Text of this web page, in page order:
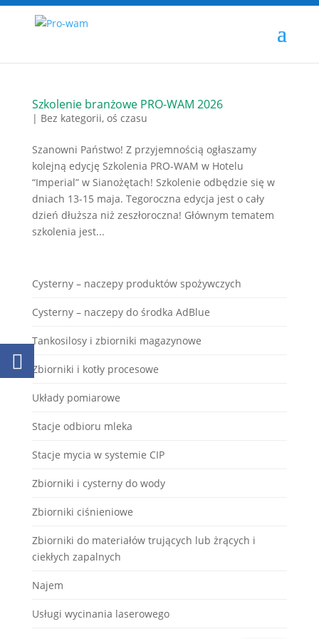
Szkolenie branżowe PRO-WAM 2026
| Bez kategorii, oś czasu
Szanowni Państwo! Z przyjemnością ogłaszamy
kolejną edycję Szkolenia PRO-WAM w Hotelu
“Imperial” w Sianożętach! Szkolenie odbędzie się w
dniach 13-15 maja. Tegoroczna edycja jest o cały
dzień dłuższa niż zeszłoroczna! Głównym tematem
szkolenia jest...
Cysterny – naczepy produktów spożywczych
Cysterny – naczepy do środka AdBlue
Tankosilosy i zbiorniki magazynowe
Zbiorniki i kotły procesowe
Układy pomiarowe
Stacje odbioru mleka
Stacje mycia w systemie CIP
Zbiorniki i cysterny do wody
Zbiorniki ciśnieniowe
Zbiorniki do materiałów trujących lub żrących i
ciekłych zapalnych
Najem
Usługi wycinania laserowego